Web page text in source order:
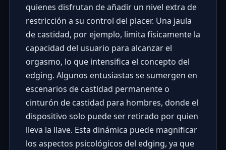
quienes disfrutan de añadir un nivel extra de
restricción a su control del placer. Una jaula
de castidad, por ejemplo, limita físicamente la
capacidad del usuario para alcanzar el
orgasmo, lo que intensifica el concepto del
edging. Algunos entusiastas se sumergen en
escenarios de castidad permanente o
cinturón de castidad para hombres, donde el
dispositivo solo puede ser retirado por quien
lleva la llave. Esta dinámica puede magnificar
los aspectos psicológicos del edging, ya que